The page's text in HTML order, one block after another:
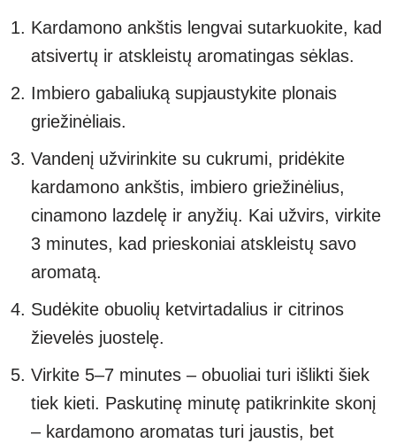
Kardamono ankštis lengvai sutarkuokite, kad
atsivertų ir atskleistų aromatingas sėklas.
Imbiero gabaliuką supjaustykite plonais
griežinėliais.
Vandenį užvirinkite su cukrumi, pridėkite
kardamono ankštis, imbiero griežinėlius,
cinamono lazdelę ir anyžių. Kai užvirs, virkite
3 minutes, kad prieskoniai atskleistų savo
aromatą.
Sudėkite obuolių ketvirtadalius ir citrinos
žievelės juostelę.
Virkite 5–7 minutes – obuoliai turi išlikti šiek
tiek kieti. Paskutinę minutę patikrinkite skonį
– kardamono aromatas turi jaustis, bet